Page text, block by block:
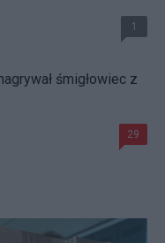
1
śmigłowiec z
29